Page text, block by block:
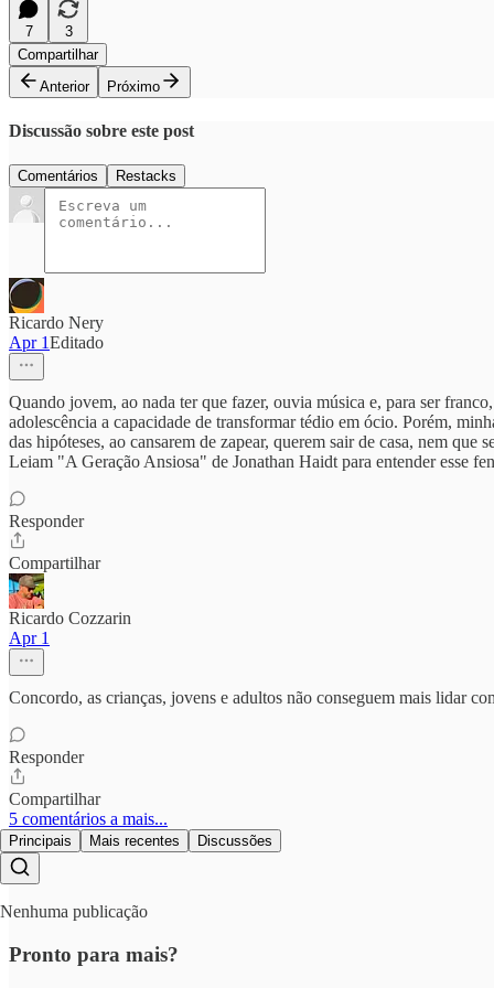
7
3
Compartilhar
Anterior
Próximo
Discussão sobre este post
Comentários Restacks
Ricardo Nery
Apr 1Editado
Quando jovem, ao nada ter que fazer, ouvia música e, para ser
adolescência a capacidade de transformar tédio em ócio. Porém,
das hipóteses, ao cansarem de zapear, querem sair de casa, nem
Leiam "A Geração Ansiosa" de Jonathan Haidt para entender esse
Responder
Compartilhar
Ricardo Cozzarin
Apr 1
Concordo, as crianças, jovens e adultos não conseguem mais lidar
Responder
Compartilhar
5 comentários a mais...
Principais Mais recentes Discussões
Nenhuma publicação
Pronto para mais?